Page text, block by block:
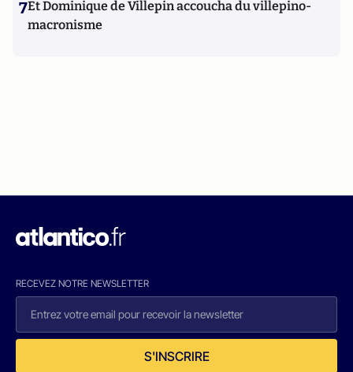
7Et Dominique de Villepin accoucha du villepino-
macronisme
RECEVEZ NOTRE NEWSLETTER
S'INSCRIRE